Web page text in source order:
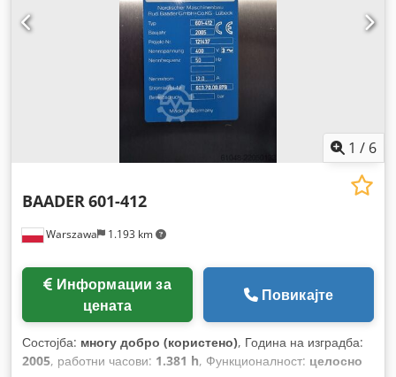
1 / 6
Warszawa 1.193 km
BAADER601-412
цената
Повикајте
Состојба: многу добро (користено), Година на изградба:
2005, работни часови: 1.381 h, Функционалност: целосно